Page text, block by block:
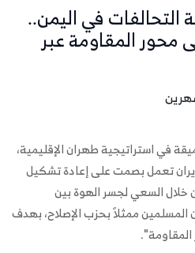
التحالفات في اليمن..
محور المقاومة عبر
استراتيجية طهران الإقليمية،
تعمل بصمت على إعادة تشكيل
خلال السعي لجسر الهوة بين
المسلمين ممثلاً بحزب الإصلاح، بهدف